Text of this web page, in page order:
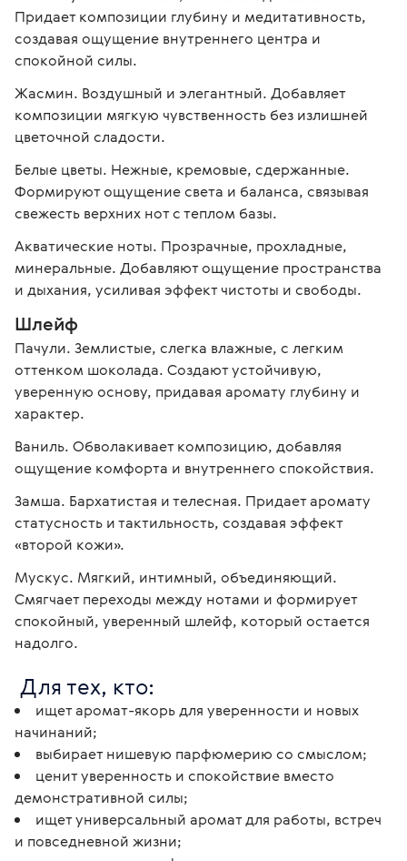
Придает композиции глубину и медитативность,
создавая ощущение внутреннего центра и
спокойной силы.
Жасмин. Воздушный и элегантный. Добавляет
композиции мягкую чувственность без излишней
цветочной сладости.
Белые цветы. Нежные, кремовые, сдержанные.
Формируют ощущение света и баланса, связывая
свежесть верхних нот с теплом базы.
Акватические ноты. Прозрачные, прохладные,
минеральные. Добавляют ощущение пространства
и дыхания, усиливая эффект чистоты и свободы.
Шлейф
Пачули. Землистые, слегка влажные, с легким
оттенком шоколада. Создают устойчивую,
уверенную основу, придавая аромату глубину и
характер.
Ваниль. Обволакивает композицию, добавляя
ощущение комфорта и внутреннего спокойствия.
Замша. Бархатистая и телесная. Придает аромату
статусность и тактильность, создавая эффект
«второй кожи».
Мускус. Мягкий, интимный, объединяющий.
Смягчает переходы между нотами и формирует
спокойный, уверенный шлейф, который остается
надолго.
Для тех, кто:
ищет аромат-якорь для уверенности и новых
начинаний;
выбирает нишевую парфюмерию со смыслом;
ценит уверенность и спокойствие вместо
демонстративной силы;
ищет универсальный аромат для работы, встреч
и повседневной жизни;